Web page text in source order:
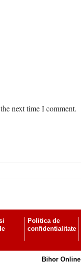
next time I comment.
Politica de
confidentialitate
Bihor Online